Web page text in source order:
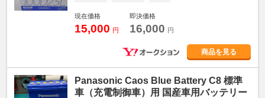
現在価格
15,000 円
即決価格
16,000 円
商品を見る
Panasonic Caos Blue Battery C8 標準
車（充電制御車）用 国産車用バッテリー